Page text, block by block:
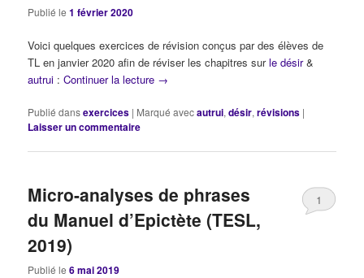
Publié le1 février 2020
Voici quelques exercices de révision conçus par des élèves de
TL en janvier 2020 afin de réviser les chapitres surle désir&
autrui :Continuer la lecture →
Publié dansexercices | Marqué avecautrui,désir,révisions |
Laisser un commentaire
Micro-analyses de phrases
du Manuel d’Epictète (TESL,
2019)
Publié le6 mai 2019
1